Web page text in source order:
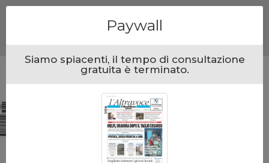
Paywall
Siamo spiacenti, il tempo di consultazione
gratuita è terminato.